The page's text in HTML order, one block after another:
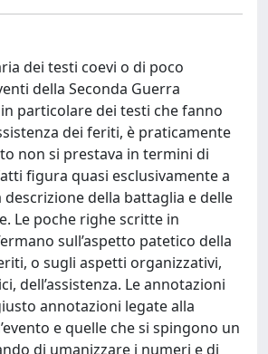
dei testi coevi o di poco
della Seconda Guerra
particolare dei testi che fanno
dei feriti, è praticamente
non si prestava in termini di
figura quasi esclusivamente a
della battaglia e delle
Le poche righe scritte in
sull’aspetto patetico della
o sugli aspetti organizzativi,
dell’assistenza. Le annotazioni
annotazioni legate alla
e quelle che si spingono un
di umanizzare i numeri e di